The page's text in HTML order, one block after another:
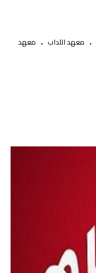
. معهد الآداب . معهد